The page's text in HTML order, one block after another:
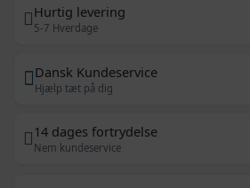
Hurtig levering
5-7 Hverdage
Dansk Kundeservice
Hjælp tæt på dig
14 dages fortrydelse
Nem kundeservice